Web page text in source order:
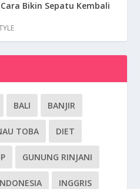
Bikin Sepatu Kembali
BALI BANJIR
TOBA DIET
GUNUNG RINJANI
INGGRIS